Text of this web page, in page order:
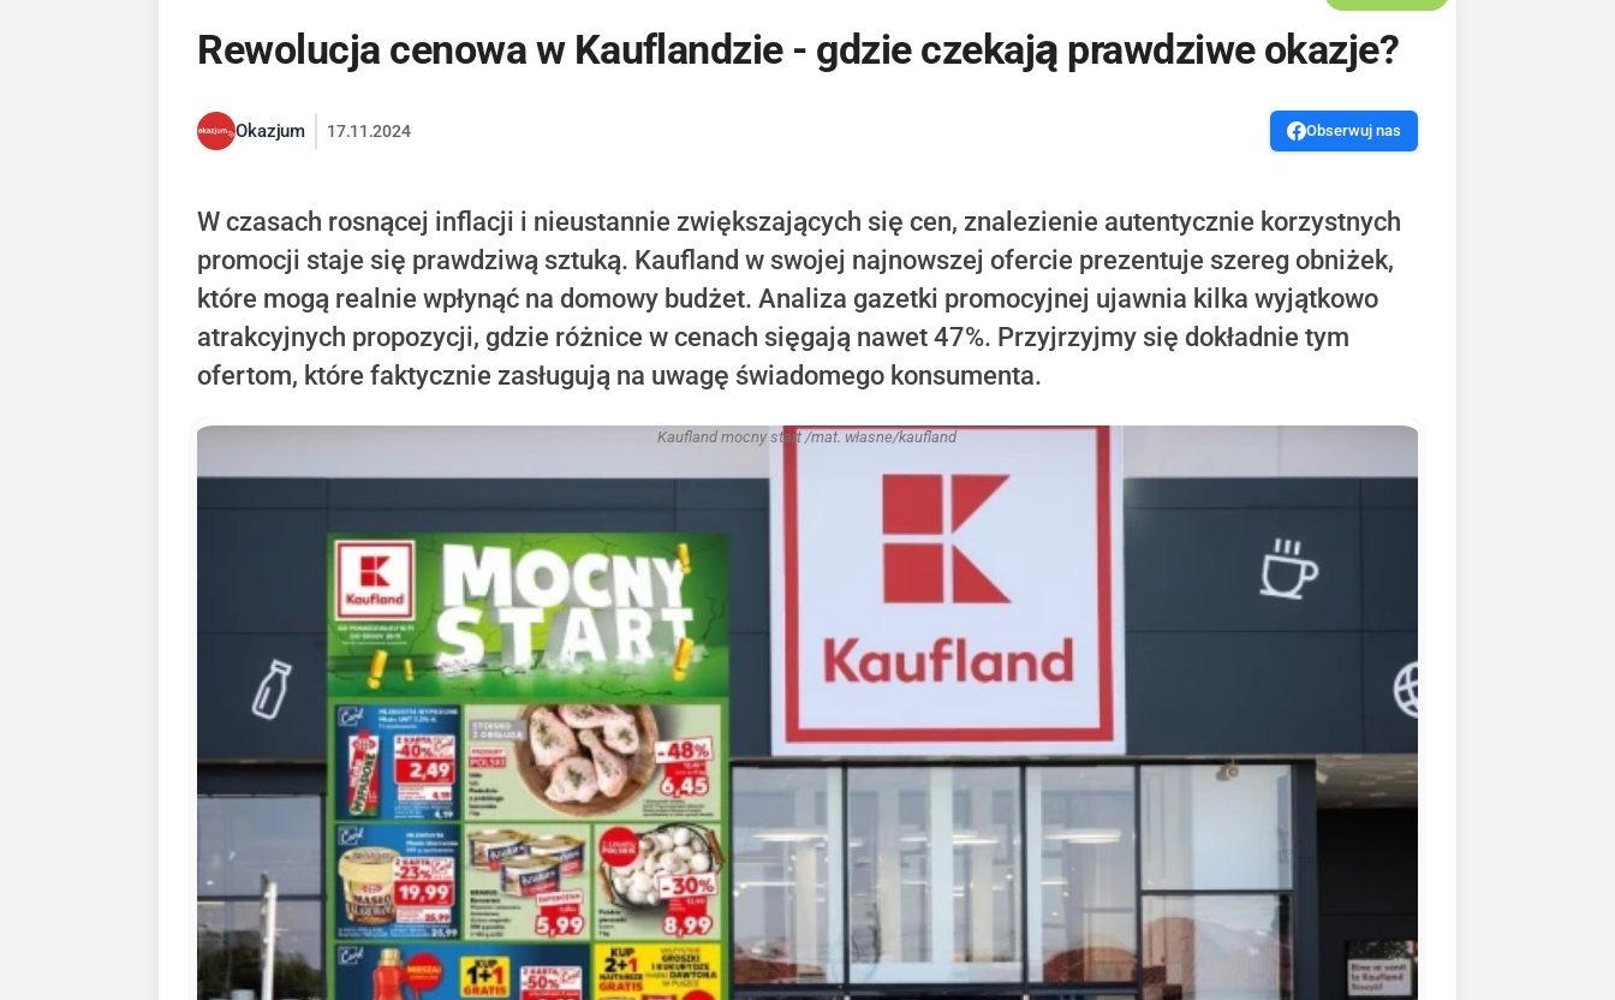
Rewolucja cenowa w Kauflandzie - gdzie czekają prawdziwe okazje?
Okazjum 17.11.2024 Obserwuj nas
W czasach rosnącej inflacji i nieustannie zwiększających się cen, znalezienie autentycznie korzystnych
promocji staje się prawdziwą sztuką. Kaufland w swojej najnowszej ofercie prezentuje szereg obniżek,
które mogą realnie wpłynąć na domowy budżet. Analiza gazetki promocyjnej ujawnia kilka wyjątkowo
atrakcyjnych propozycji, gdzie różnice w cenach sięgają nawet 47%. Przyjrzyjmy się dokładnie tym
ofertom, które faktycznie zasługują na uwagę świadomego konsumenta.
Kaufland mocny start /mat. własne/kaufland